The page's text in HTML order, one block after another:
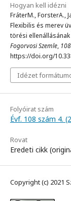
Hogyan kell idézni
FráterM., ForsterA.,
Flexibilis és merev
törési
Fogorvosi Szemle, 108
https://doi.org/
Idézet
Folyóirat szám
Évf. 108 szám 4.
Rovat
Eredeti cikk
Copyright (c) 2021